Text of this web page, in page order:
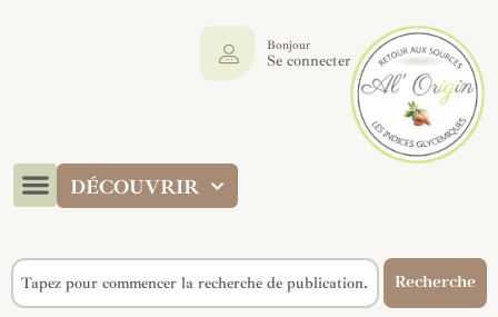
DÉCOUVRIR
Bonjour
Se connecter
Recherche